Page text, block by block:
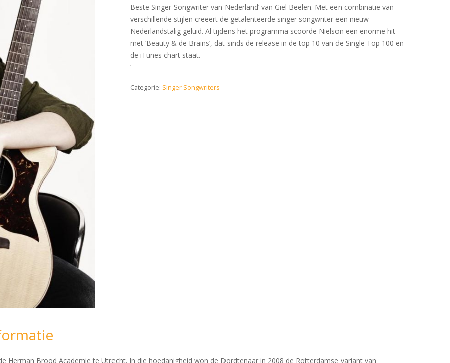
Beste Singer-Songwriter van Nederland’ van Giel Beelen. Met een combinatie van
verschillende stijlen creëert de getalenteerde singer songwriter een nieuw
Nederlandstalig geluid. Al tijdens het programma scoorde Nielson een enorme hit
met ‘Beauty & de Brains’, dat sinds de release in de top 10 van de Single Top 100 en
de iTunes chart staat.
‘
Categorie: Singer Songwriters
Herman Brood Academie te Utrecht. In die hoedanigheid won de Dordtenaar in 2008 de Rotterdamse variant van